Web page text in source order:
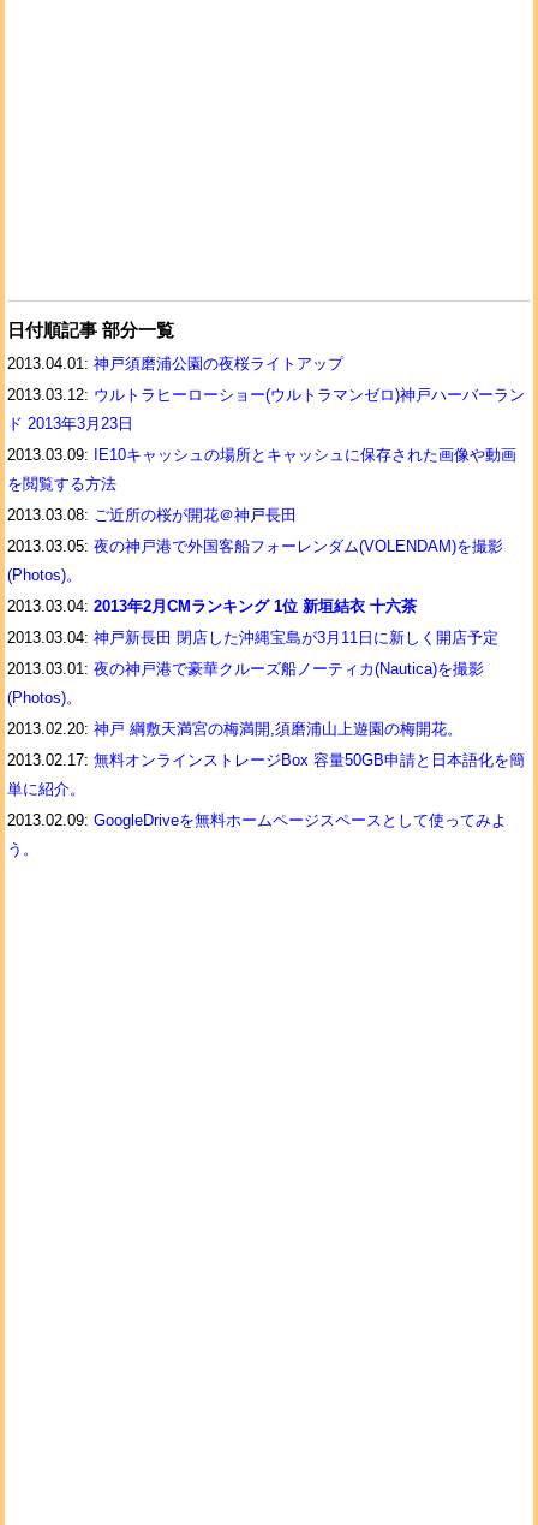
日付順記事 部分一覧
2013.04.01: 神戸須磨浦公園の夜桜ライトアップ
2013.03.12: ウルトラヒーローショー(ウルトラマンゼロ)神戸ハーバーラン
ド 2013年3月23日
2013.03.09:
IE10キャッシュの場所とキャッシュに保存された画像や動画
を閲覧する方法
2013.03.08: ご近所の桜が開花＠神戸長田
2013.03.05: 夜の神戸港で外国客船フォーレンダム(VOLENDAM)を撮影
(Photos)。
2013.03.04: 2013年2月CMランキング 1位 新垣結衣 十六茶
2013.03.04: 神戸新長田 閉店した沖縄宝島が3月11日に新しく開店予定
2013.03.01: 夜の神戸港で豪華クルーズ船ノーティカ(Nautica)を撮影
(Photos)。
2013.02.20: 神戸 綱敷天満宮の梅満開,須磨浦山上遊園の梅開花。
2013.02.17: 無料オンラインストレージBox 容量50GB申請と日本語化を簡
単に紹介。
2013.02.09: GoogleDriveを無料ホームページスペースとして使ってみよ
う。